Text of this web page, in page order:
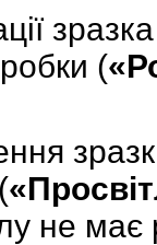
(
«
не має